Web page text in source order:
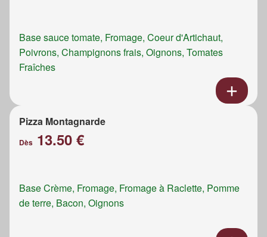
Base sauce tomate, Fromage, Coeur d'Artichaut,
Poivrons, Champignons frais, Oignons, Tomates
Fraîches
Pizza Montagnarde
Dès 13.50 €
Base Crème, Fromage, Fromage à Raclette, Pomme
de terre, Bacon, Oignons